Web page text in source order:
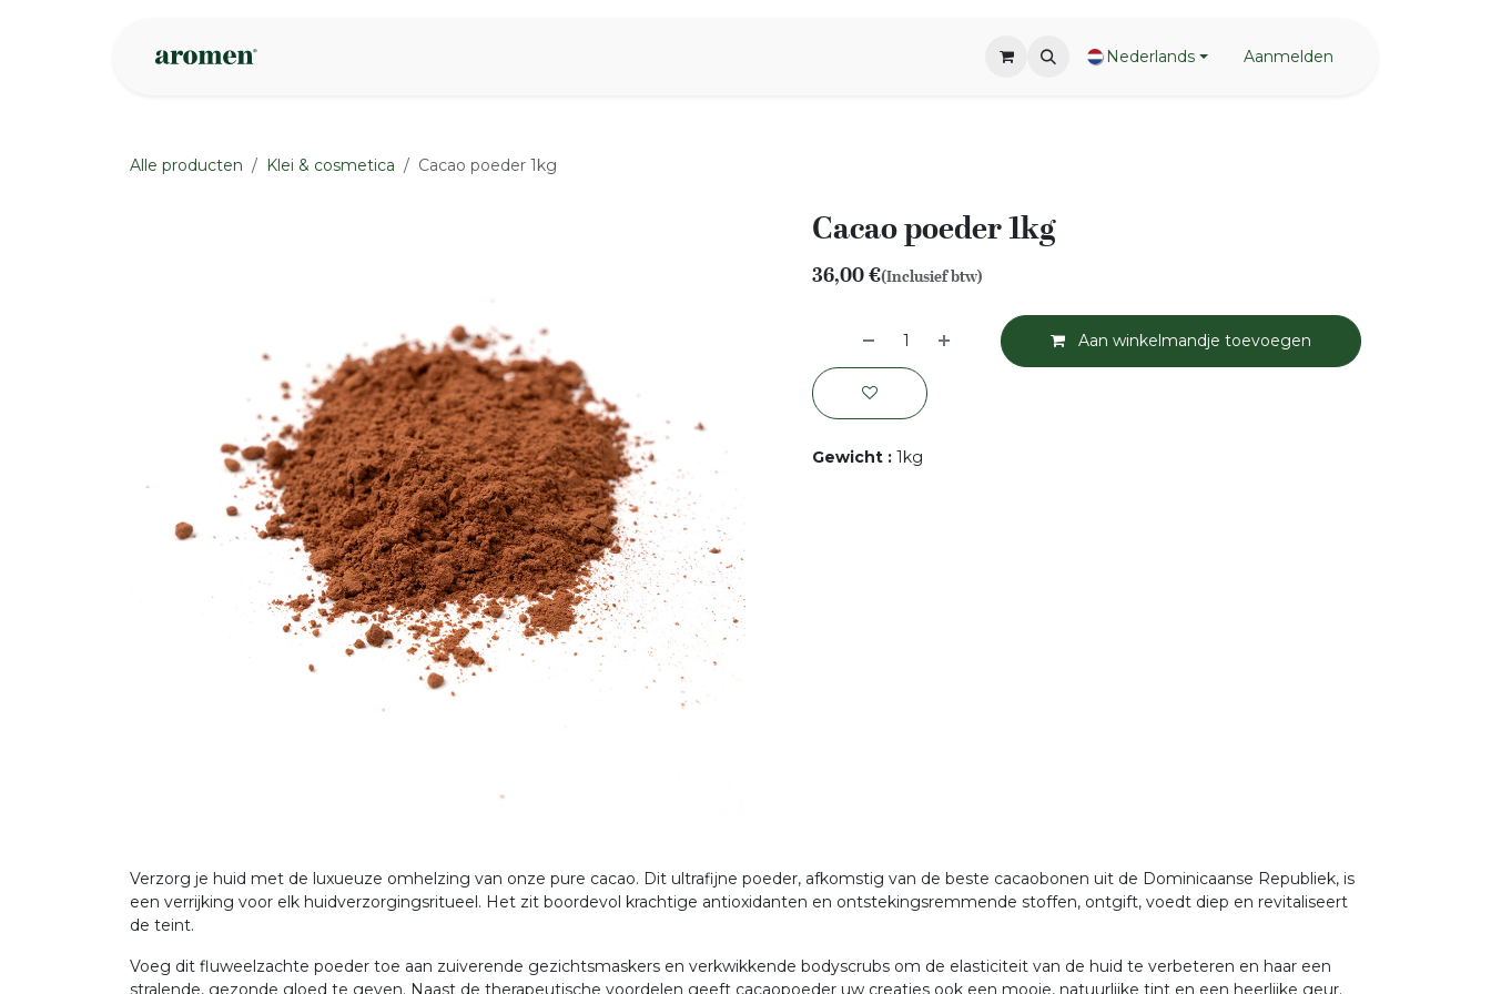
Nederlands Aanmelden
Alle producten Klei & cosmetica Cacao poeder 1kg
Cacao poeder 1kg
36,00€(Inclusief btw)
Aan winkelmandje toevoegen
Gewicht : 1kg
Verzorg je huid met de luxueuze omhelzing van onze pure cacao. Dit ultrafijne poeder, afkomstig van de beste cacaobonen uit de Dominicaanse Republiek, is
een verrijking voor elk huidverzorgingsritueel. Het zit boordevol krachtige antioxidanten en ontstekingsremmende stoffen, ontgift, voedt diep en revitaliseert
de teint.
Voeg dit fluweelzachte poeder toe aan zuiverende gezichtsmaskers en verkwikkende bodyscrubs om de elasticiteit van de huid te verbeteren en haar een
stralende, gezonde gloed te geven. Naast de therapeutische voordelen geeft cacaopoeder uw creaties ook een mooie, natuurlijke tint en een heerlijke geur.